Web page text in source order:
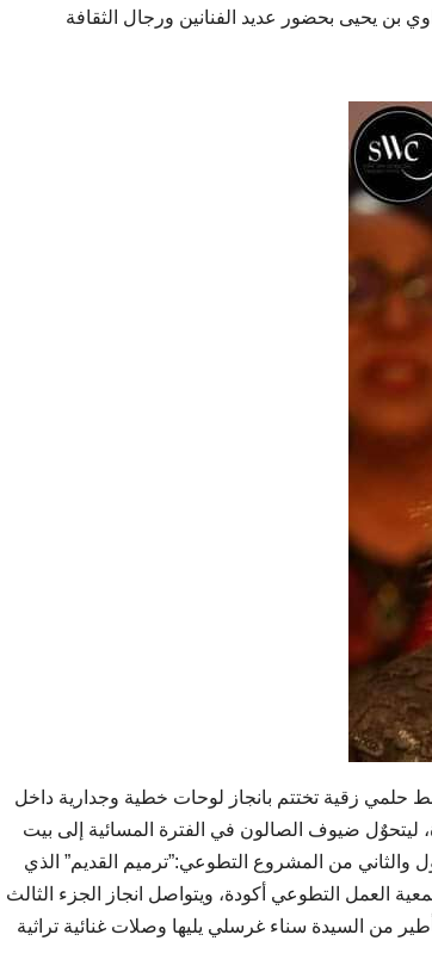
بن يحيى بحضور عديد الفنانين ورجال الثقافة
العربي يؤطرها المنشط حلمي زقية تختتم بانجاز لوحات خطية وجدارية داخل
ليتحوٌل ضيوف الصالون في الفترة المسائية إلى بيت
والثاني من المشروع التطوعي:”ترميم القديم” الذي
له بمعية كل من جمعية العمل التطوعي أكودة، ويتواصل انجاز الجزء الثالث
من السيدة سناء غرسلي يليها وصلات غنائية تراثية